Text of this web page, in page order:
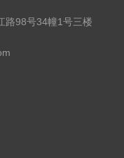
路98号34幢1号三楼